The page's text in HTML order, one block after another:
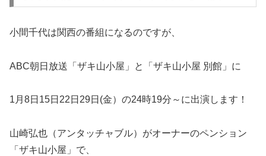
小間千代は関西の番組になるのですが、
ABC朝日放送「ザキ山小屋」と「ザキ山小屋 別館」に
1月8日15日22日29日(金）の24時19分～に出演します！
山崎弘也（アンタッチャブル）がオーナーのペンション
「ザキ山小屋」で、